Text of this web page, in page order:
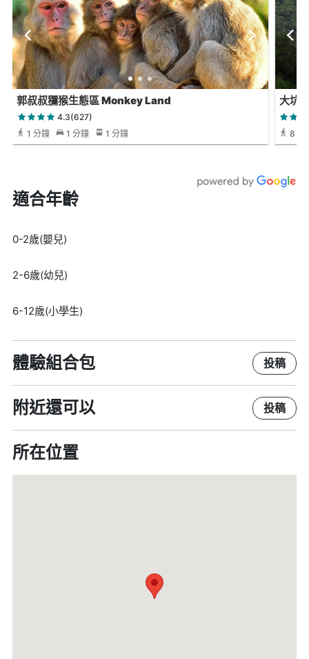
郭叔叔獼猴生態區 Monkey Land
4.3(627)
1 分鐘
1 分鐘 1 分鐘
大坑
8 分
適合年齡
0-2歲(嬰兒)
2-6歲(幼兒)
6-12歲(小學生)
體驗組合包 投稿
附近還可以 投稿
所在位置